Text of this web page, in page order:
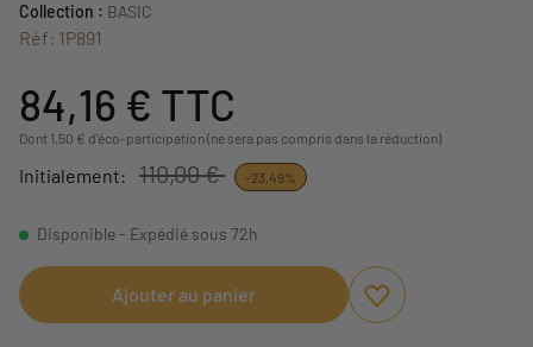
Collection : BASIC
Réf: 1P891
84,16 € TTC
Dont 1,50 € d'éco-participation (ne sera pas compris dans la réduction)
Initialement: 110,00 € -23,49%
Disponible - Expédié sous 72h
Ajouter au panier
Ajouter aux favoris
Supprimer des